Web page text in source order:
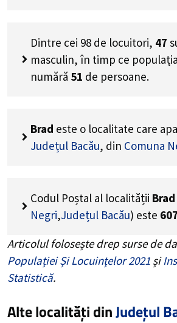
Dintre cei 98 de locuitori, 47
masculin, în timp ce
numără 51 de persoane.
Brad este o localitate care
Județul Bacău, din Comuna
Codul Poștal al localității Brad
Negri,Județul Bacău) este
Articolul folosește drep surse de
Populației Și Locuințelor 2021 și
Statistică.
Alte localități dinJudețul